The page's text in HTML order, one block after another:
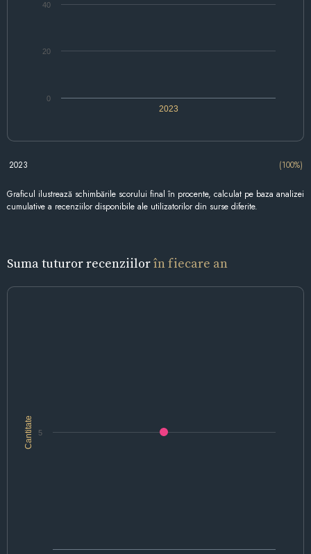
2023
0
20
40
2023 (100%)
Graficul ilustrează schimbările scorului final în procente, calculat pe baza analizei
cumulative a recenziilor disponibile ale utilizatorilor din surse diferite.
Suma tuturor recenziilorîn fiecare an
Cantitate 5